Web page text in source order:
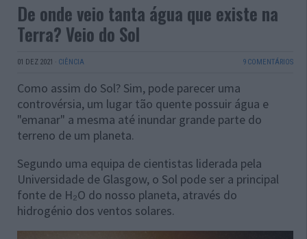
De onde veio tanta água que existe na
Terra? Veio do Sol
01 DEZ 2021 · CIÊNCIA 9 COMENTÁRIOS
Como assim do Sol? Sim, pode parecer uma
controvérsia, um lugar tão quente possuir água e
"emanar" a mesma até inundar grande parte do
terreno de um planeta.
Segundo uma equipa de cientistas liderada pela
Universidade de Glasgow, o Sol pode ser a principal
fonte de H₂O do nosso planeta, através do
hidrogénio dos ventos solares.